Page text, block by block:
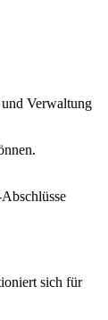
Verwaltung
sich für